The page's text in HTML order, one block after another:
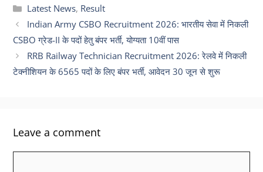
Categories
Latest News, Result
Indian Army CSBO Recruitment 2026: भारतीय सेवा में निकली
CSBO ग्रेड-II के पदों हेतु बंपर भर्ती, योग्यता 10वीं पास
RRB Railway Technician Recruitment 2026: रेलवे में निकली
टेक्नीशियन के 6565 पदों के लिए बंपर भर्ती, आवेदन 30 जून से शुरू
Leave a comment